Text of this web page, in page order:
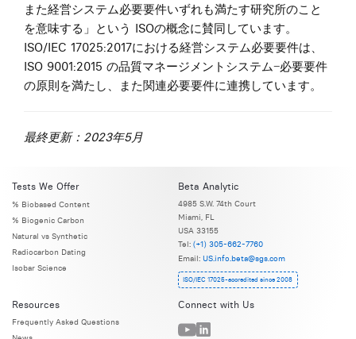
また経営システム必要要件いずれも満たす研究所のこと
を意味する」という ISOの概念に賛同しています。
ISO/IEC 17025:2017における経営システム必要要件は、
ISO 9001:2015 の品質マネージメントシステム−必要要件
の原則を満たし、また関連必要要件に連携しています。
最終更新：2023年5月